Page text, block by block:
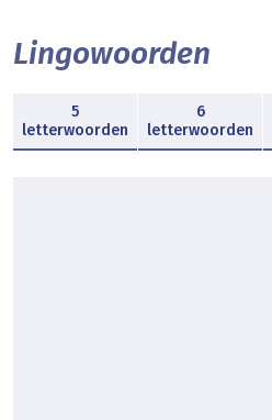
Lingowoorden
5
letterwoorden
6
letterwoorden